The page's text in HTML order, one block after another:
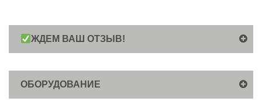
ЖДЕМ ВАШ ОТЗЫВ!
ОБОРУДОВАНИЕ